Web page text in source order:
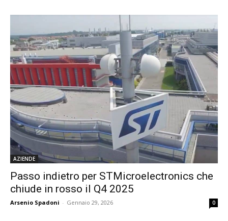
AZIENDE
Passo indietro per STMicroelectronics che
chiude in rosso il Q4 2025
Arsenio Spadoni - Gennaio 29, 2026 0